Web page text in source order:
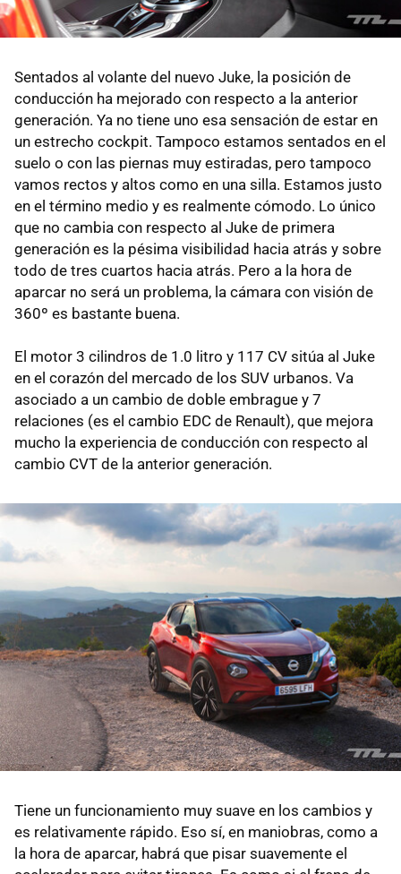
Sentados al volante del nuevo Juke, la posición de
conducción ha mejorado con respecto a la anterior
generación. Ya no tiene uno esa sensación de estar en
un estrecho cockpit. Tampoco estamos sentados en el
suelo o con las piernas muy estiradas, pero tampoco
vamos rectos y altos como en una silla. Estamos justo
en el término medio y es realmente cómodo. Lo único
que no cambia con respecto al Juke de primera
generación es la pésima visibilidad hacia atrás y sobre
todo de tres cuartos hacia atrás. Pero a la hora de
aparcar no será un problema, la cámara con visión de
360º es bastante buena.
El motor 3 cilindros de 1.0 litro y 117 CV sitúa al Juke
en el corazón del mercado de los SUV urbanos. Va
asociado a un cambio de doble embrague y 7
relaciones (es el cambio EDC de Renault), que mejora
mucho la experiencia de conducción con respecto al
cambio CVT de la anterior generación.
Tiene un funcionamiento muy suave en los cambios y
es relativamente rápido. Eso sí, en maniobras, como a
la hora de aparcar, habrá que pisar suavemente el